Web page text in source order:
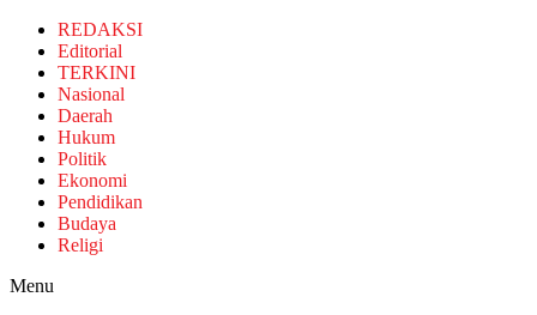
REDAKSI
Editorial
TERKINI
Nasional
Daerah
Hukum
Politik
Ekonomi
Pendidikan
Budaya
Religi
Menu